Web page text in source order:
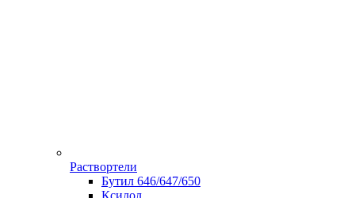
Раствортели
Бутил 646/647/650
Ксилол